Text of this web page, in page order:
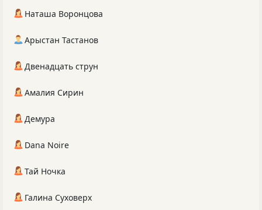
Наташа Воронцова
Арыстан Тастанов
Двенадцать струн
Амалия Сирин
Демура
Dana Noire
Тай Ночка
Галина Суховерх